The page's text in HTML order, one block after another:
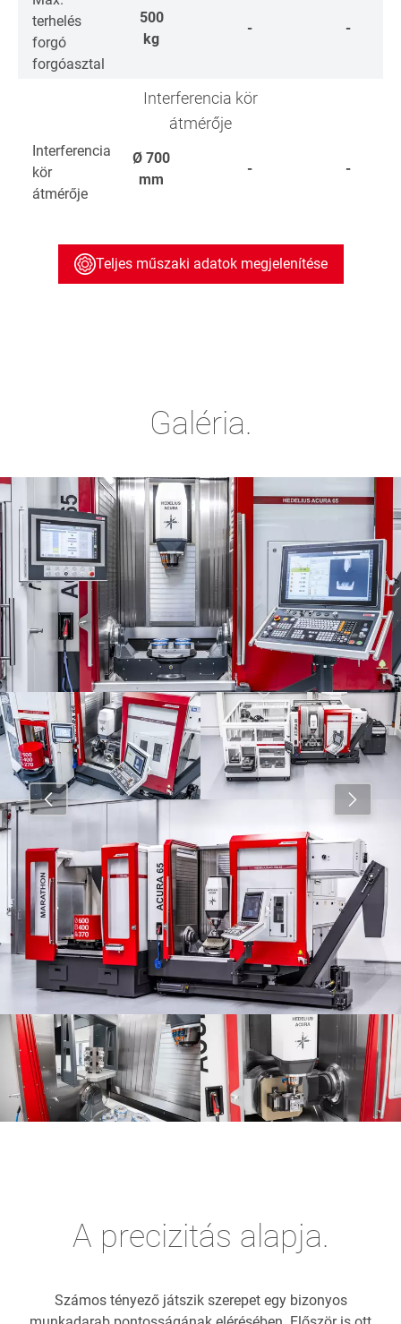
terhelés
forgó
forgóasztal
500
kg
- -
Interferencia kör
átmérője
Interferencia
kör
átmérője
Ø 700
mm
- -
Teljes műszaki adatok megjelenítése
Galéria.
A precizitás alapja.
Számos tényező játszik szerepet egy bizonyos